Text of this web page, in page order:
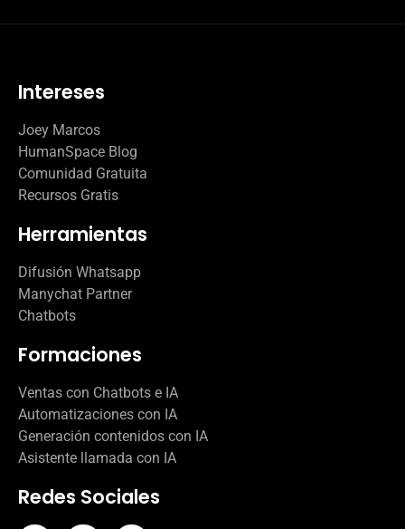
Intereses
Joey Marcos
HumanSpace Blog
Comunidad Gratuita
Recursos Gratis
Herramientas
Difusión Whatsapp
Manychat Partner
Chatbots
Formaciones
Ventas con Chatbots e IA
Automatizaciones con IA
Generación contenidos con IA
Asistente llamada con IA
Redes Sociales